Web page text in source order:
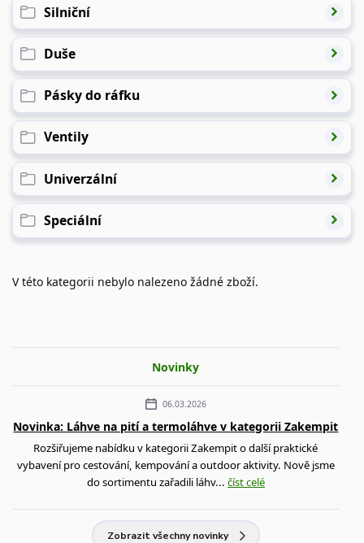
Silniční
Duše
Pásky do ráfku
Ventily
Univerzální
Speciální
V této kategorii nebylo nalezeno žádné zboží.
Novinky
06.03.2026
Novinka: Láhve na pití a termoláhve v kategorii Zakempit
Rozšiřujeme nabídku v kategorii Zakempit o další praktické
vybavení pro cestování, kempování a outdoor aktivity. Nově jsme
do sortimentu zařadili láhv... číst celé
Zobrazit všechny novinky